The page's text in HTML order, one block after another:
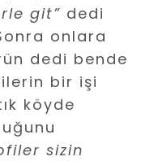
git” dedi
onlara
dedi bende
bir işi
köyde
sizin